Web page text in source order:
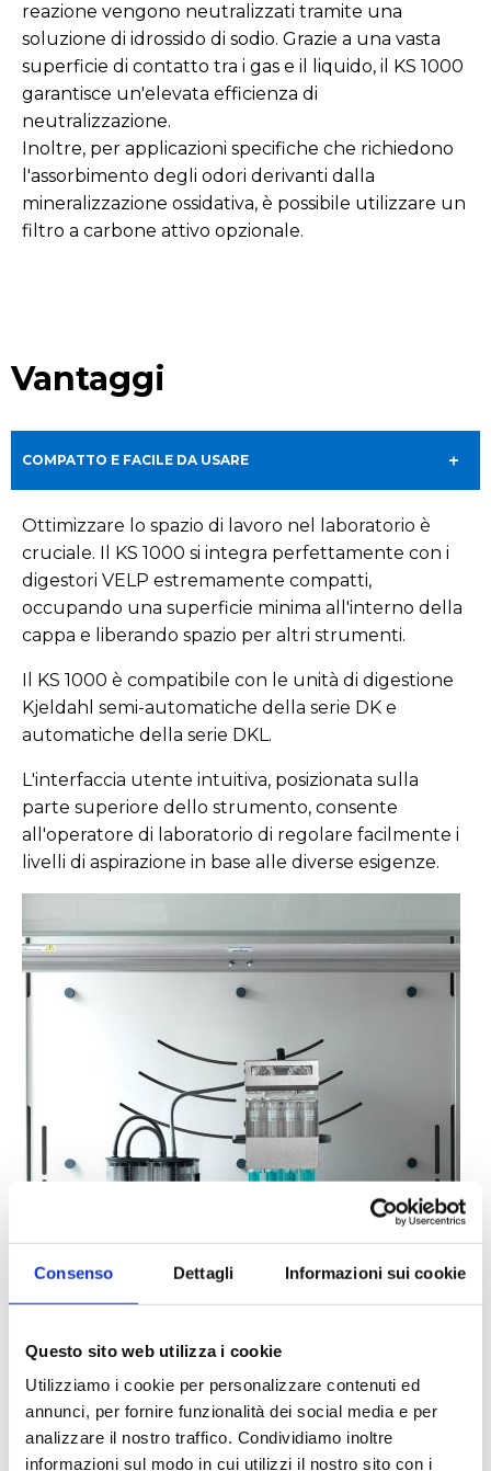
Consenso Dettagli Informazioni sui cookie
Questo sito web utilizza i cookie
Utilizziamo i cookie per personalizzare contenuti ed
annunci, per fornire funzionalità dei social media e per
analizzare il nostro traffico. Condividiamo inoltre
informazioni sul modo in cui utilizzi il nostro sito con i
reazione vengono neutralizzati tramite una
soluzione di idrossido di sodio. Grazie a una vasta
superficie di contatto tra i gas e il liquido, il KS 1000
garantisce un'elevata efficienza di
neutralizzazione.
Inoltre, per applicazioni specifiche che richiedono
l'assorbimento degli odori derivanti dalla
mineralizzazione ossidativa, è possibile utilizzare un
filtro a carbone attivo opzionale.
Vantaggi
COMPATTO E FACILE DA USARE
Ottimizzare lo spazio di lavoro nel laboratorio è
cruciale. Il KS 1000 si integra perfettamente con i
digestori VELP estremamente compatti,
occupando una superficie minima all'interno della
cappa e liberando spazio per altri strumenti.
Il KS 1000 è compatibile con le unità di digestione
Kjeldahl semi-automatiche della serie DK e
automatiche della serie DKL.
L'interfaccia utente intuitiva, posizionata sulla
parte superiore dello strumento, consente
all'operatore di laboratorio di regolare facilmente i
livelli di aspirazione in base alle diverse esigenze.
RESISTENZA ELEVATA, NESSUN COLLEGAMENTO
ALL'ACQUA DI RETE